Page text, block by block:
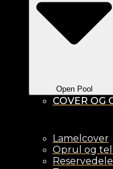
Open Pool
COVER OG
Lamelcover
Oprul og
Reservedele